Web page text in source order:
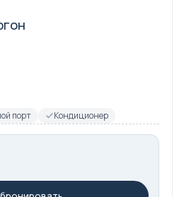
порт Кондиционер